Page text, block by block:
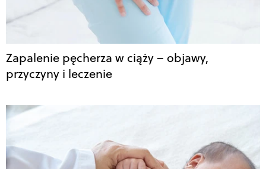
Zapalenie pęcherza w ciąży – objawy,
przyczyny i leczenie